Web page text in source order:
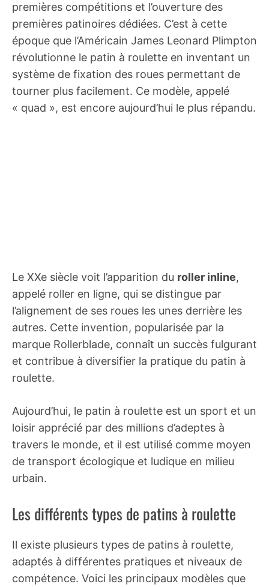
premières compétitions et l’ouverture des
premières patinoires dédiées. C’est à cette
époque que l’Américain James Leonard Plimpton
révolutionne le patin à roulette en inventant un
système de fixation des roues permettant de
tourner plus facilement. Ce modèle, appelé
« quad », est encore aujourd’hui le plus répandu.
Le XXe siècle voit l’apparition du roller inline,
appelé roller en ligne, qui se distingue par
l’alignement de ses roues les unes derrière les
autres. Cette invention, popularisée par la
marque Rollerblade, connaît un succès fulgurant
et contribue à diversifier la pratique du patin à
roulette.
Aujourd’hui, le patin à roulette est un sport et un
loisir apprécié par des millions d’adeptes à
travers le monde, et il est utilisé comme moyen
de transport écologique et ludique en milieu
urbain.
Les différents types de patins à roulette
Il existe plusieurs types de patins à roulette,
adaptés à différentes pratiques et niveaux de
compétence. Voici les principaux modèles que